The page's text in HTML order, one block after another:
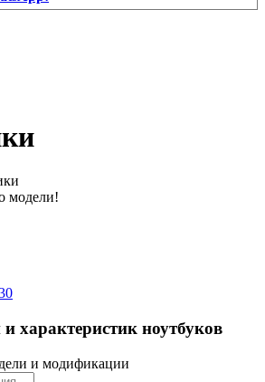
модели!
характеристик ноутбуков
и модификации